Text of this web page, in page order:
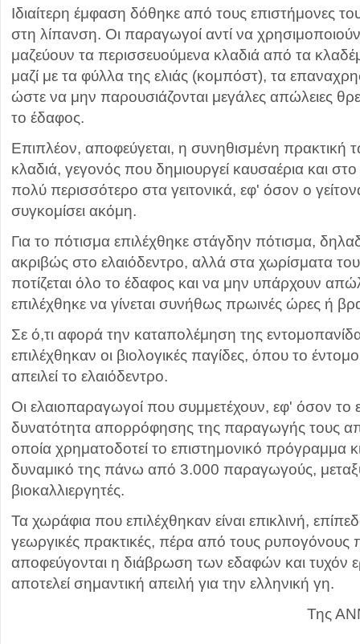
Ιδιαίτερη έμφαση δόθηκε από τους επιστήμονες
στη λίπανση. Οι παραγωγοί αντί να
μαζεύουν τα περισσευούμενα κλαδιά από τα
μαζί με τα φύλλα της ελιάς (κομπόστ), τα
ώστε να μην παρουσιάζονται μεγάλες απώλειες
το έδαφος.
Επιπλέον, αποφεύγεται, η συνηθισμένη πρακτική
κλαδιά, γεγονός που δημιουργεί καυσαέρια και
πολύ περισσότερο στα γειτονικά, εφ' όσον ο
συγκομίσει ακόμη.
Για το πότισμα επιλέχθηκε στάγδην πότισμα,
ακριβώς στο ελαιόδεντρο, αλλά στα χωρίσματα
ποτίζεται όλο το έδαφος και να μην υπάρχουν
επιλέχθηκε να γίνεται συνήθως πρωινές ώρες ή
Σε ό,τι αφορά την καταπολέμηση της
επιλέχθηκαν οι βιολογικές παγίδες, όπου το
απειλεί το ελαιόδεντρο.
Οι ελαιοπαραγωγοί που συμμετέχουν, εφ' όσον το
δυνατότητα απορρόφησης της παραγωγής τους
οποία χρηματοδοτεί το επιστημονικό πρόγραμμα κι
δυναμικό της πάνω από 3.000 παραγωγούς,
βιοκαλλιεργητές.
Τα χωράφια που επιλέχθηκαν είναι επικλινή,
γεωργικές πρακτικές, πέρα από τους ρυπογόνους
αποφεύγονται η διάβρωση των εδαφών και τυχόν
αποτελεί σημαντική απειλή για την ελληνική γη.
Της